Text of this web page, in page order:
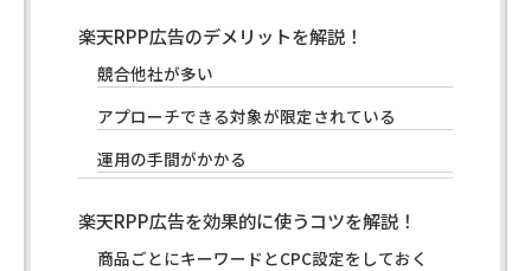
楽天RPP広告のデメリットを解説！
競合他社が多い
アプローチできる対象が限定されている
運用の手間がかかる
楽天RPP広告を効果的に使うコツを解説！
商品ごとにキーワードとCPC設定をしておく